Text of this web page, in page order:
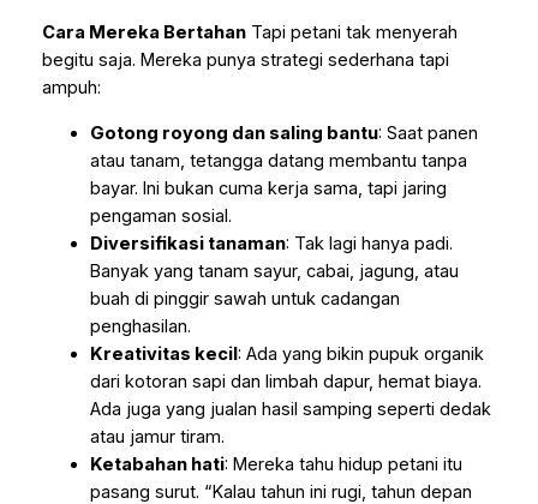
Cara Mereka BertahanTapi petani tak menyerah
begitu saja. Mereka punya strategi sederhana tapi
ampuh:
Gotong royong dan saling bantu: Saat panen
atau tanam, tetangga datang membantu tanpa
bayar. Ini bukan cuma kerja sama, tapi jaring
pengaman sosial.
Diversifikasi tanaman: Tak lagi hanya padi.
Banyak yang tanam sayur, cabai, jagung, atau
buah di pinggir sawah untuk cadangan
penghasilan.
Kreativitas kecil: Ada yang bikin pupuk organik
dari kotoran sapi dan limbah dapur, hemat biaya.
Ada juga yang jualan hasil samping seperti dedak
atau jamur tiram.
Ketabahan hati: Mereka tahu hidup petani itu
pasang surut. “Kalau tahun ini rugi, tahun depan